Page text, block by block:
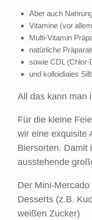
Aber auch
Vitamine (vor
Multi-Vitamin
natürliche
sowie CDL (Chlor-
und kolloidiales
All das kann man
Für die kleine
wir eine exquisite
Biersorten. Damit
ausstehende
Der Mini-
Desserts (z.B.
weißen Zucker)